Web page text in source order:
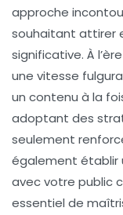
approche
souhaitant attirer
significative. À
une vitesse
un contenu à la
adoptant des
seulement
également établir
avec votre public
essentiel de